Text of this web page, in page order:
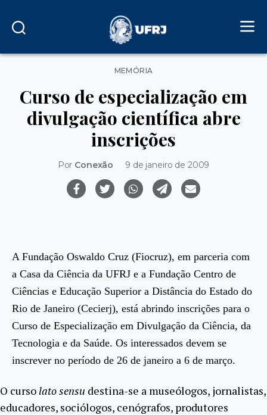
Categorias
MEMÓRIA
Curso de especialização em
divulgação científica abre
inscrições
Por Conexão 9 de janeiro de 2009
A Fundação Oswaldo Cruz (Fiocruz), em parceria com
a Casa da Ciência da UFRJ e a Fundação Centro de
Ciências e Educação Superior a Distância do Estado do
Rio de Janeiro (Cecierj), está abrindo inscrições para o
Curso de Especialização em Divulgação da Ciência, da
Tecnologia e da Saúde. Os interessados devem se
inscrever no período de 26 de janeiro a 6 de março.
O cursolato sensu destina-se a museólogos, jornalistas,
educadores, sociólogos, cenógrafos, produtores